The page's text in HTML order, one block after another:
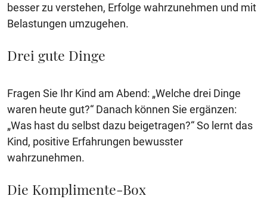
besser zu verstehen, Erfolge wahrzunehmen und mit
Belastungen umzugehen.
Drei gute Dinge
Fragen Sie Ihr Kind am Abend: „Welche drei Dinge
waren heute gut?“ Danach können Sie ergänzen:
„Was hast du selbst dazu beigetragen?“ So lernt das
Kind, positive Erfahrungen bewusster
wahrzunehmen.
Die Komplimente-Box